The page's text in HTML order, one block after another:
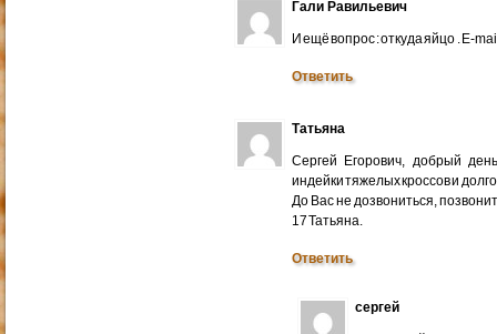
Гали Равильевич
И ещё вопрос : откуда яйцо . E-
Ответить
Татьяна
Сергей Егорович, добрый
индейки тяжелых кроссов и
До Вас не дозвониться,
17 Татьяна.
Ответить
сергей